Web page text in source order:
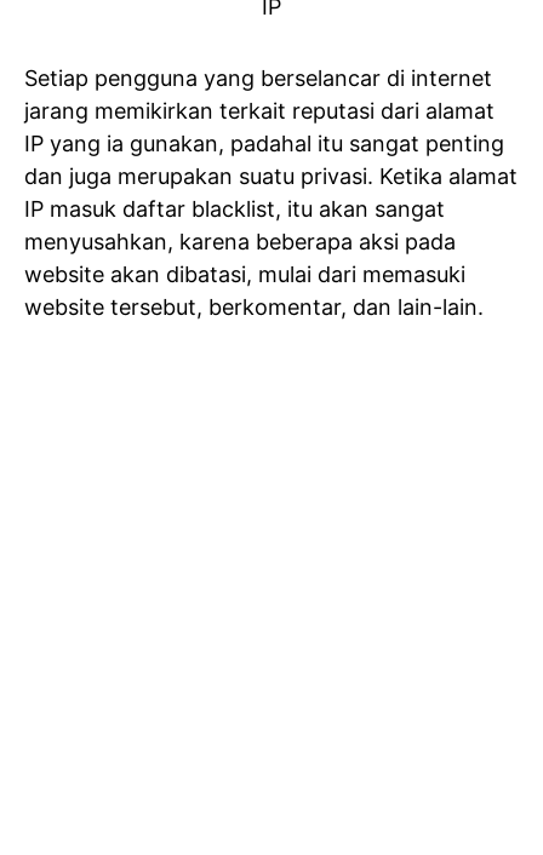
Setiap pengguna yang berselancar di internet
jarang memikirkan terkait reputasi dari alamat
IP yang ia gunakan, padahal itu sangat penting
dan juga merupakan suatu privasi. Ketika alamat
IP masuk daftar blacklist, itu akan sangat
menyusahkan, karena beberapa aksi pada
website akan dibatasi, mulai dari memasuki
website tersebut, berkomentar, dan lain-lain.